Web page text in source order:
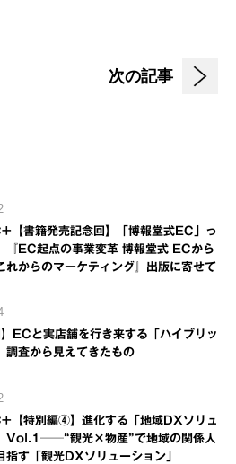
次の記事
【書籍発売記念回】「博報堂式EC」っ
EC起点の事業変革 博報堂式 ECから
れからのマーケティング』出版に寄せて
ECと実店舗を行き来する「ハイブリッ
調査から見えてきたもの
【特別編④】進化する「地域DXソリュ
Vol.1──“観光×物産”で地域の関係人
指す「観光DXソリューション」